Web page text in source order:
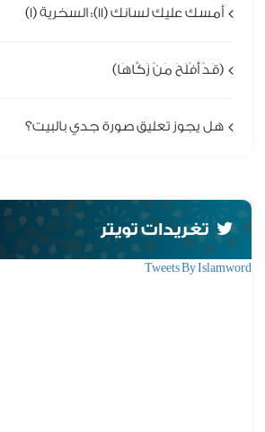
أمسك عليك لسانك (11): السخرية (1)
(قَدْ أَفْلَحَ مَنْ زَكَّاهَا)
هل يجوز تعليق صورة جدي بالبيت؟
تغريدات تويتر
Tweets By Islamword